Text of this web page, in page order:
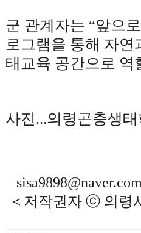
군 관계자는 “앞으
로그램을 통해 자
태교육 공간으로 역
사진...의령곤충생
sisa9898@naver.com
＜저작권자 ⓒ 의령